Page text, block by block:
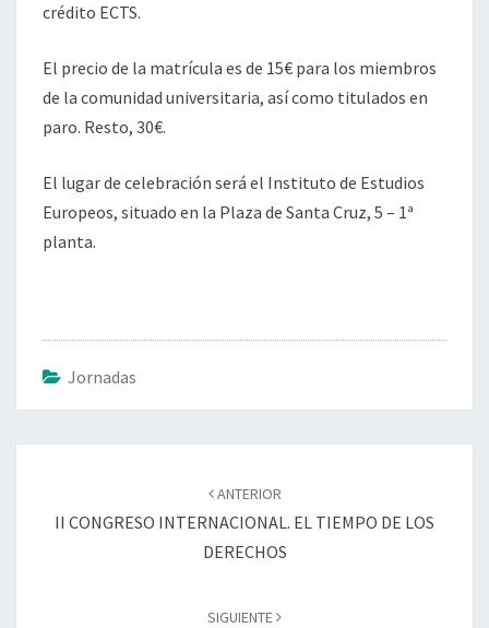
crédito ECTS.
El precio de la matrícula es de 15€ para los miembros
de la comunidad universitaria, así como titulados en
paro. Resto, 30€.
El lugar de celebración será el Instituto de Estudios
Europeos, situado en la Plaza de Santa Cruz, 5 – 1ª
planta.
Jornadas
entradas
ANTERIOR
II CONGRESO INTERNACIONAL. EL TIEMPO DE LOS
DERECHOS
SIGUIENTE